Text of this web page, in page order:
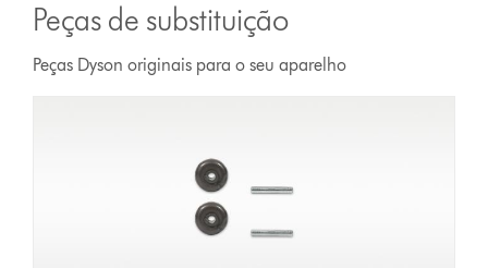
Peças de substituição
Peças Dyson originais para o seu aparelho